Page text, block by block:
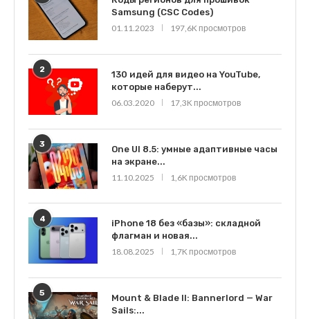
Samsung (CSC Codes)
01.11.2023
197,6K просмотров
2
130 идей для видео на YouTube,
которые наберут...
06.03.2020
17,3K просмотров
3
One UI 8.5: умные адаптивные часы
на экране...
11.10.2025
1,6K просмотров
4
iPhone 18 без «базы»: складной
флагман и новая...
18.08.2025
1,7K просмотров
5
Mount & Blade II: Bannerlord — War
Sails:...